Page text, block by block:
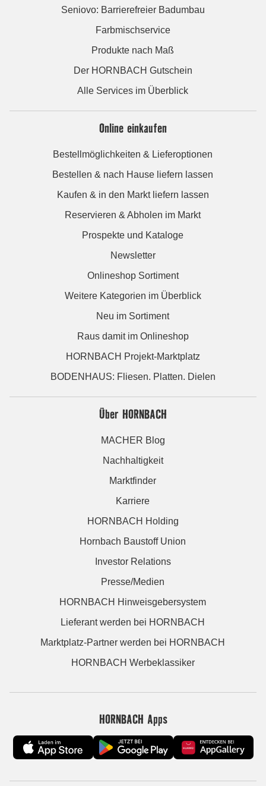
Seniovo: Barrierefreier Badumbau
Farbmischservice
Produkte nach Maß
Der HORNBACH Gutschein
Alle Services im Überblick
Online einkaufen
Bestellmöglichkeiten & Lieferoptionen
Bestellen & nach Hause liefern lassen
Kaufen & in den Markt liefern lassen
Reservieren & Abholen im Markt
Prospekte und Kataloge
Newsletter
Onlineshop Sortiment
Weitere Kategorien im Überblick
Neu im Sortiment
Raus damit im Onlineshop
HORNBACH Projekt-Marktplatz
BODENHAUS: Fliesen. Platten. Dielen
Über HORNBACH
MACHER Blog
Nachhaltigkeit
Marktfinder
Karriere
HORNBACH Holding
Hornbach Baustoff Union
Investor Relations
Presse/Medien
HORNBACH Hinweisgebersystem
Lieferant werden bei HORNBACH
Marktplatz-Partner werden bei HORNBACH
HORNBACH Werbeklassiker
HORNBACH Apps